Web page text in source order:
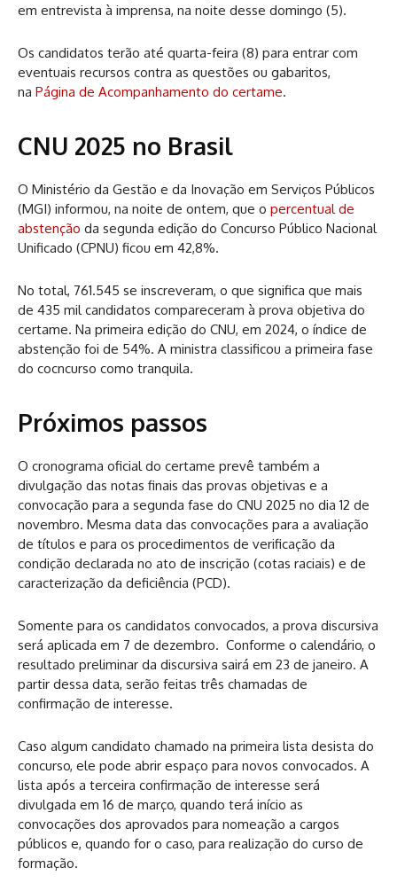
em entrevista à imprensa, na noite desse domingo (5).
Os candidatos terão até quarta-feira (8) para entrar com
eventuais recursos contra as questões ou gabaritos,
na Página de Acompanhamento do certame.
CNU 2025 no Brasil
O Ministério da Gestão e da Inovação em Serviços Públicos
(MGI) informou, na noite de ontem, que o percentual de
abstenção da segunda edição do Concurso Público Nacional
Unificado (CPNU) ficou em 42,8%.
No total, 761.545 se inscreveram, o que significa que mais
de 435 mil candidatos compareceram à prova objetiva do
certame. Na primeira edição do CNU, em 2024, o índice de
abstenção foi de 54%. A ministra classificou a primeira fase
do cocncurso como tranquila.
Próximos passos
O cronograma oficial do certame prevê também a
divulgação das notas finais das provas objetivas e a
convocação para a segunda fase do CNU 2025 no dia 12 de
novembro. Mesma data das convocações para a avaliação
de títulos e para os procedimentos de verificação da
condição declarada no ato de inscrição (cotas raciais) e de
caracterização da deficiência (PCD).
Somente para os candidatos convocados, a prova discursiva
será aplicada em 7 de dezembro. Conforme o calendário, o
resultado preliminar da discursiva sairá em 23 de janeiro. A
partir dessa data, serão feitas três chamadas de
confirmação de interesse.
Caso algum candidato chamado na primeira lista desista do
concurso, ele pode abrir espaço para novos convocados. A
lista após a terceira confirmação de interesse será
divulgada em 16 de março, quando terá início as
convocações dos aprovados para nomeação a cargos
públicos e, quando for o caso, para realização do curso de
formação.